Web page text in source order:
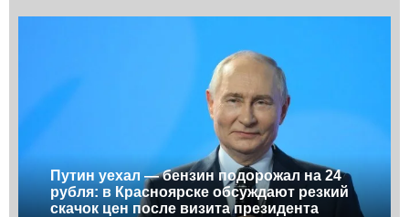
Путин уехал — бензин подорожал на 24
рубля: в Красноярске обсуждают резкий
скачок цен после визита президента